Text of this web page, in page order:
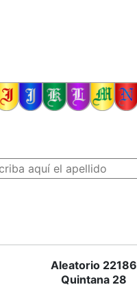
Aleatorio 22186
Quintana 28